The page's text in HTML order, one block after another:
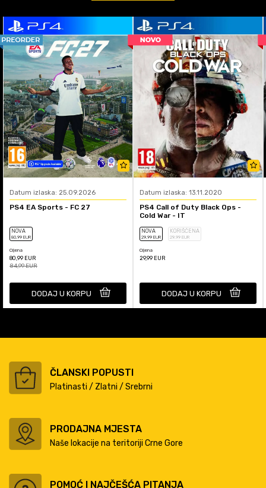
Datum izlaska: 25.09.2026
PS4 EA Sports - FC 27
NOVA
80,99 EUR
Cijena
80,99 EUR
84,99EUR
DODAJ U KORPU
Datum izlaska: 13.11.2020
PS4 Call of Duty Black Ops -
Cold War - IT
NOVA
29,99 EUR
KORIŠĆENA
29,99 EUR
Cijena
29,99 EUR
DODAJ U KORPU
ČLANSKI POPUSTI
Platinasti / Zlatni / Srebrni
PRODAJNA MJESTA
Naše lokacije na teritoriji Crne Gore
POMOĆ I NAJČEŠĆA PITANJA